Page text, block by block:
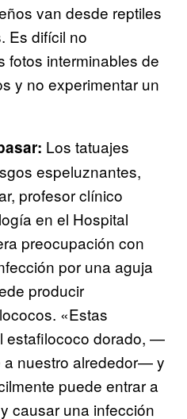
van desde reptiles
Es difícil no
fotos interminables de
y no experimentar un
Los tatuajes
espeluznantes,
profesor clínico
en el Hospital
preocupación con
por una aguja
producir
«Estas
estafilococo dorado, —
a nuestro alrededor— y
puede entrar a
causar una infección